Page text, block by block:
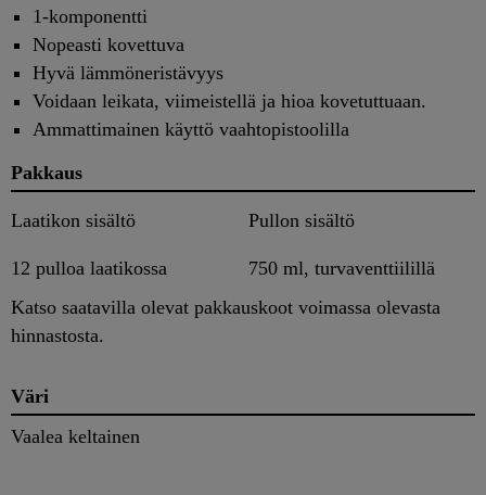
1-komponentti
Nopeasti kovettuva
Hyvä lämmöneristävyys
Voidaan leikata, viimeistellä ja hioa kovetuttuaan.
Ammattimainen käyttö vaahtopistoolilla
Pakkaus
Laatikon sisältö Pullon sisältö
12 pulloa laatikossa
750 ml, turvaventtiilillä
Katso saatavilla olevat pakkauskoot voimassa olevasta
hinnastosta.
Väri
Vaalea keltainen